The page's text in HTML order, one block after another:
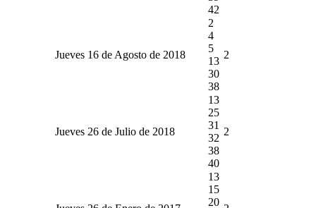
42
Jueves 16 de Agosto de 2018
2
4
5
13
30
38
2
Jueves 26 de Julio de 2018
13
25
31
32
38
40
2
13
15
20